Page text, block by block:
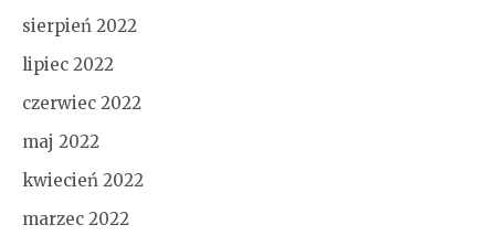
sierpień 2022
lipiec 2022
czerwiec 2022
maj 2022
kwiecień 2022
marzec 2022